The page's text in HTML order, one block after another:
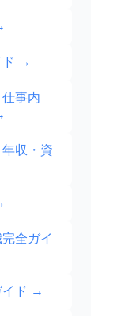
→
事内
収・資
全ガイ
ド →